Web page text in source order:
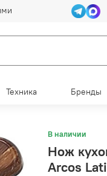
Техника Бренды
В наличии
Нож
Arcos